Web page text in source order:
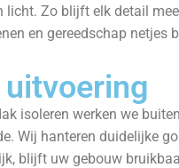
licht. Zo blijft elk detail
en gereedschap netjes
uitvoering
isoleren werken we
Wij hanteren duidelijke
blijft uw gebouw